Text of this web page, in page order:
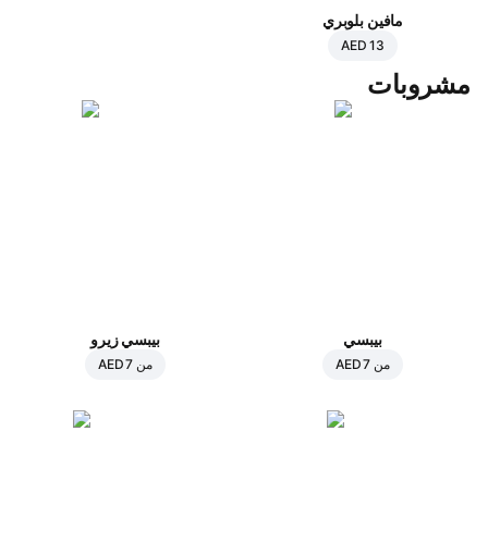
مافين بلوبري
AED 13
مشروبات
بيبسي
من AED 7
بيبسي زيرو
من AED 7